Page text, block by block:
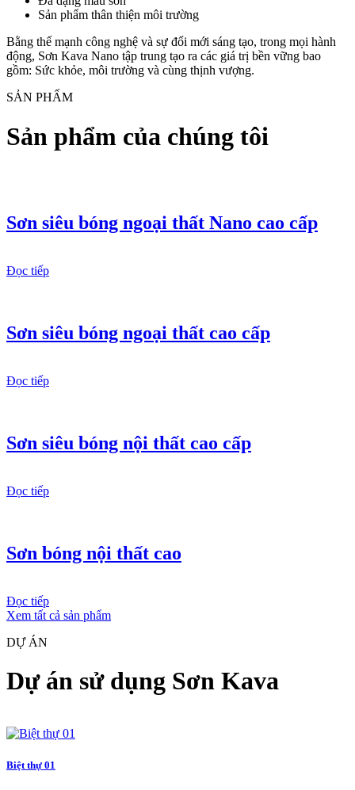
Sản phẩm thân thiện môi trường
Bằng thế mạnh công nghệ và sự đổi mới sáng tạo, trong mọi hành
động, Sơn Kava Nano tập trung tạo ra các giá trị bền vững bao
gồm: Sức khỏe, môi trường và cùng thịnh vượng.
SẢN PHẨM
Sản phẩm của chúng tôi
Sơn siêu bóng ngoại thất Nano cao cấp
Đọc tiếp
Sơn siêu bóng ngoại thất cao cấp
Đọc tiếp
Sơn siêu bóng nội thất cao cấp
Đọc tiếp
Sơn bóng nội thất cao
Đọc tiếp
Xem tất cả sản phẩm
DỰ ÁN
Dự án sử dụng Sơn Kava
Biệt thự 01